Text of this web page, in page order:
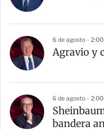
6 de agosto -
Agravio y
6 de agosto -
bandera